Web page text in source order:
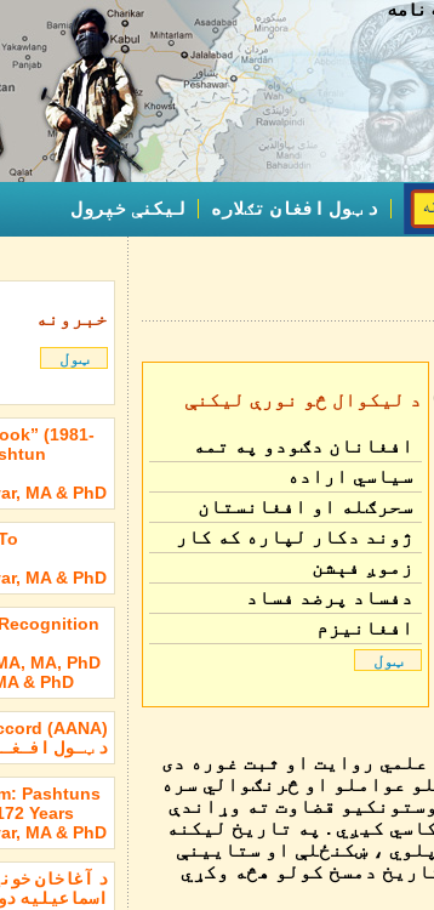
نامه
د ټول افغان تګلاره لیکنې خپرول
د ليکوال څو نورې لیکنې
افغانان دګودو په تمه
سیاسي اراده
سحرګله او افغانستان
ژوند دکار لپاره که کار
دژوند لپاره ؟
زموږ فېشن
دفساد پرضد فساد
افغانیزم
ټول
روایت او ثبت غوره دی
عواملو او څرنګوالي سره
قضاوت ته وړاندې
کیږي . په تاریخ لیکنه
، ښکنځلې او ستایینې
دمسخ کولو هڅه وکړي
خبرونه
ټول
(1981-
MA & PhD
MA & PhD
MA, PhD
& PhD
(AANA)
د ټـول
Pashtuns
Years
MA & PhD
د آغاخان
اسماعیلیه